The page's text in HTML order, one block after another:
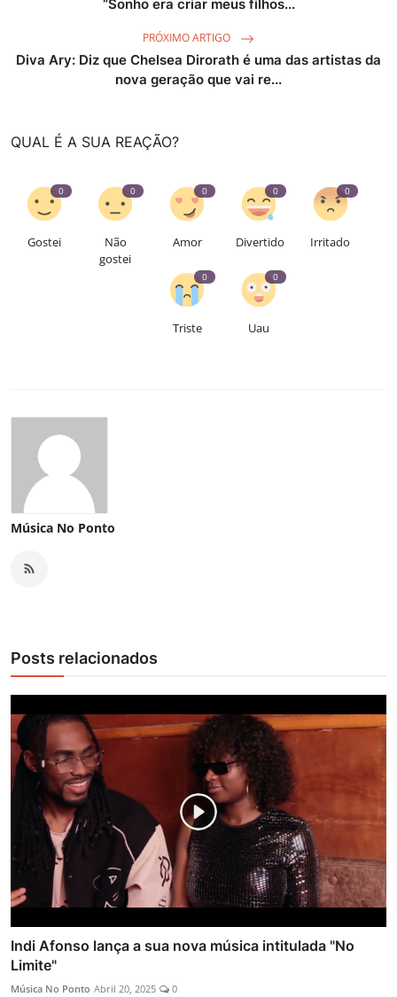
“Sonho era criar meus filhos...
PRÓXIMO ARTIGO
Diva Ary: Diz que Chelsea Dirorath é uma das artistas da
nova geração que vai re...
QUAL É A SUA REAÇÃO?
0
Gostei
0
Não
gostei
0
Amor
0
Divertido
0
Irritado
0
Triste
0
Uau
Música No Ponto
Posts relacionados
Indi Afonso lança a sua nova música intitulada "No
Limite"
Música No Ponto Abril 20, 2025 0